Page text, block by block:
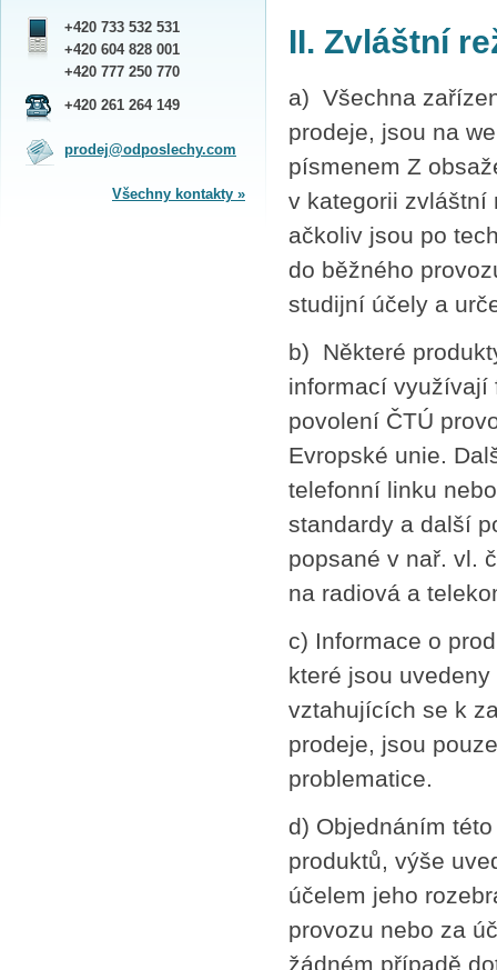
Dále zasíláme zboží Obchodním
balíkem České pošty nebo přepravní
službou PPL.
SHOWROOM PRAHA
Náš sortiment si můžete
prohlédnout, vyzkoušet a zakoupit
Jsme zkušení odborníci a rádi vám s
+420 733 532 531
+420 604 828 001
+420 777 250 770
+420 261 264 149
prodej@odposlechy.com
Všechny kontakty »
II. Zvláštní
a) Všechna
prodeje, jsou na
písmenem Z
v kategorii zvláštní
ačkoliv jsou po
do běžného
studijní účely a
b) Některé
informací využívají
povolení ČTÚ
Evropské unie.
telefonní linku
standardy a další
popsané v nař. vl.
na radiová a
c) Informace o
které jsou
vztahujících se k
prodeje, jsou
problematice.
d) Objednáním
produktů, výše
účelem jeho
provozu nebo za
žádném případě